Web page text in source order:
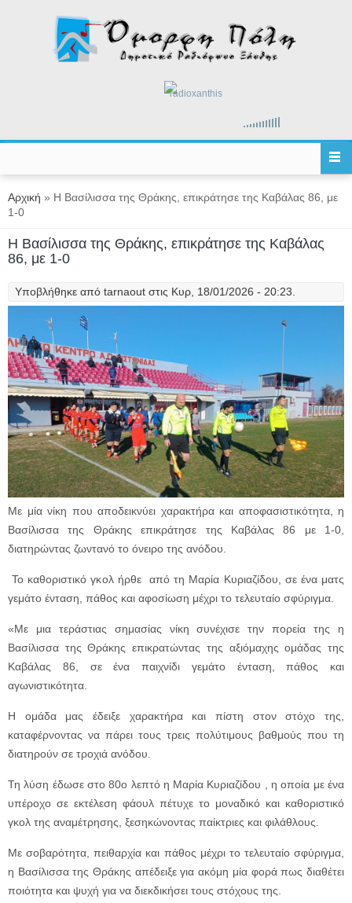
radioxanthis
Είστε εδώ
Αρχική » Η Βασίλισσα της Θράκης, επικράτησε της Καβάλας 86, με
1-0
Η Βασίλισσα της Θράκης, επικράτησε της Καβάλας
86, με 1-0
Υποβλήθηκε από tarnaout στις Κυρ, 18/01/2026 - 20:23.
Με μία νίκη που αποδεικνύει χαρακτήρα και αποφασιστικότητα, η
Βασίλισσα της Θράκης επικράτησε της Καβάλας 86 με 1-0,
διατηρώντας ζωντανό το όνειρο της ανόδου.
Το καθοριστικό γκολ ήρθε από τη Μαρία Κυριαζίδου, σε ένα ματς
γεμάτο ένταση, πάθος και αφοσίωση μέχρι το τελευταίο σφύριγμα.
«Με μια τεράστιας σημασίας νίκη συνέχισε την πορεία της η
Βασίλισσα της Θράκης επικρατώντας της αξιόμαχης ομάδας της
Καβάλας 86, σε ένα παιχνίδι γεμάτο ένταση, πάθος και
αγωνιστικότητα.
Η ομάδα μας έδειξε χαρακτήρα και πίστη στον στόχο της,
καταφέρνοντας να πάρει τους τρεις πολύτιμους βαθμούς που τη
διατηρούν σε τροχιά ανόδου.
Τη λύση έδωσε στο 80ο λεπτό η Μαρία Κυριαζίδου , η οποία με ένα
υπέροχο σε εκτέλεση φάουλ πέτυχε το μοναδικό και καθοριστικό
γκολ της αναμέτρησης, ξεσηκώνοντας παίκτριες και φιλάθλους.
Με σοβαρότητα, πειθαρχία και πάθος μέχρι το τελευταίο σφύριγμα,
η Βασίλισσα της Θράκης απέδειξε για ακόμη μία φορά πως διαθέτει
ποιότητα και ψυχή για να διεκδικήσει τους στόχους της.